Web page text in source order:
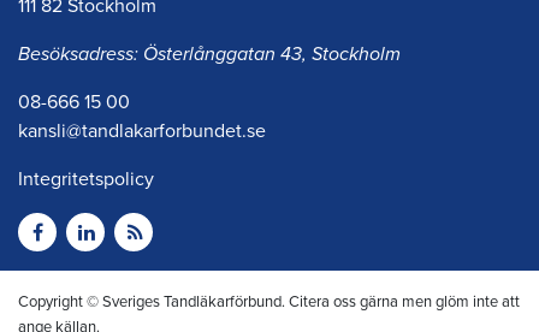
111 82 Stockholm
Besöksadress: Österlånggatan 43, Stockholm
08-666 15 00
kansli@tandlakarforbundet.se
Integritetspolicy
Copyright © Sveriges Tandläkarförbund. Citera oss gärna men glöm inte att
ange källan.